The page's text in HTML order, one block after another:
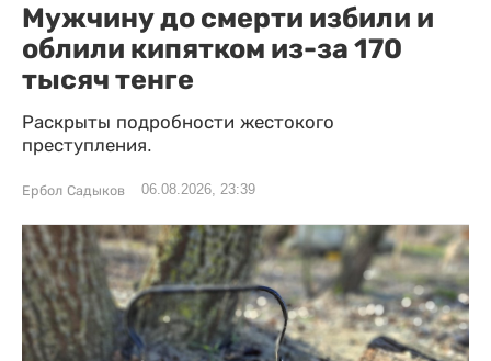
Мужчину до смерти избили и
облили кипятком из-за 170
тысяч тенге
Раскрыты подробности жестокого
преступления.
Ербол Садыков 06.08.2026, 23:39